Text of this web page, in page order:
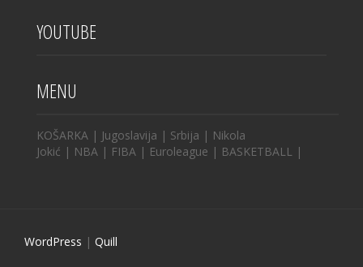
YOUTUBE
MENU
KOŠARKA | Jugoslavija | Srbija | Nikola
Jokić | NBA | FIBA | Euroleague | BASKETBALL |
WordPress | Quill